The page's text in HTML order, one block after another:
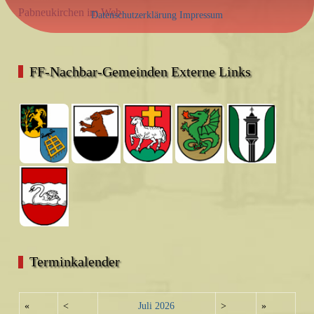
Pabneukirchen im Web
FF-Nachbar-Gemeinden Externe Links
Terminkalender
« < Juli 2026 > »
Datenschutzerklärung Impressum